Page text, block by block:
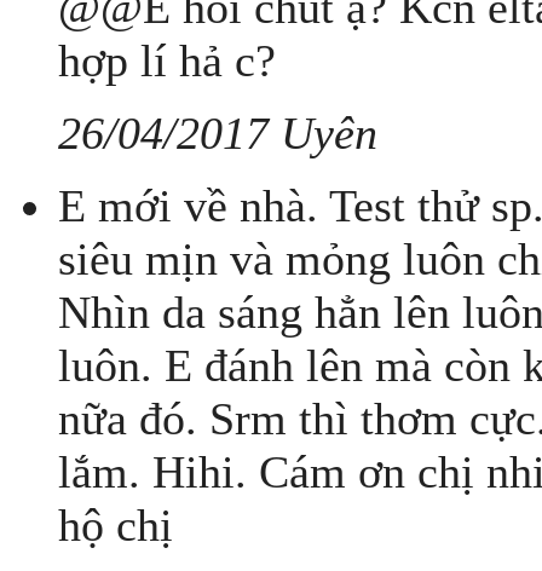
hợp lí hả c?
26/04/2017 Uyên
E mới về nhà. Test thử
siêu mịn và mỏng luôn
Nhìn da sáng hẳn lên
luôn. E đánh lên mà còn
nữa đó. Srm thì thơm
lắm. Hihi. Cám ơn chị
hộ chị